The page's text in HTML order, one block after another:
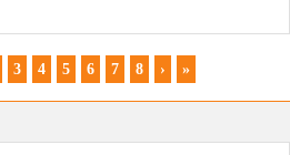
for creatives
3 4 5 6 7 8 › »